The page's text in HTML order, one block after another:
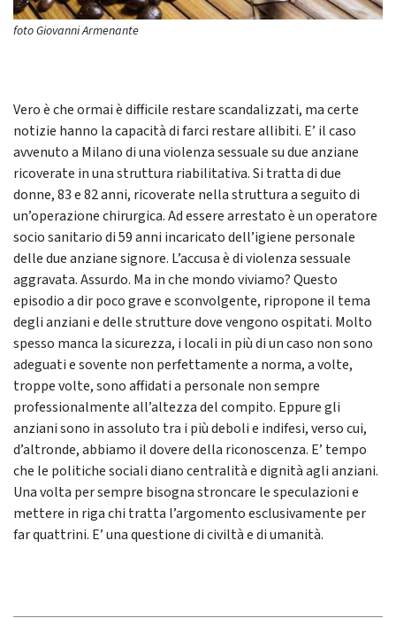
foto Giovanni Armenante
Vero è che ormai è difficile restare scandalizzati, ma certe
notizie hanno la capacità di farci restare allibiti. E’ il caso
avvenuto a Milano di una violenza sessuale su due anziane
ricoverate in una struttura riabilitativa. Si tratta di due
donne, 83 e 82 anni, ricoverate nella struttura a seguito di
un’operazione chirurgica. Ad essere arrestato è un operatore
socio sanitario di 59 anni incaricato dell’igiene personale
delle due anziane signore. L’accusa è di violenza sessuale
aggravata. Assurdo. Ma in che mondo viviamo? Questo
episodio a dir poco grave e sconvolgente, ripropone il tema
degli anziani e delle strutture dove vengono ospitati. Molto
spesso manca la sicurezza, i locali in più di un caso non sono
adeguati e sovente non perfettamente a norma, a volte,
troppe volte, sono affidati a personale non sempre
professionalmente all’altezza del compito. Eppure gli
anziani sono in assoluto tra i più deboli e indifesi, verso cui,
d’altronde, abbiamo il dovere della riconoscenza. E’ tempo
che le politiche sociali diano centralità e dignità agli anziani.
Una volta per sempre bisogna stroncare le speculazioni e
mettere in riga chi tratta l’argomento esclusivamente per
far quattrini. E’ una questione di civiltà e di umanità.